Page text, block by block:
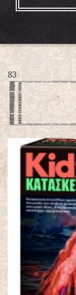
83